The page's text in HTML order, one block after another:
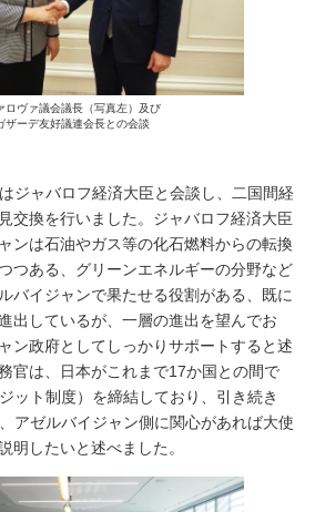
ロヴァ議会議長（写真左）及び
ザーデ友好議連会長との会談
ジャバロフ経済大臣と会談し、二国間経
交換を行いました。ジャバロフ経済大臣
ンは石油やガス等の化石燃料からの転換
つある、グリーンエネルギーの分野など
バイジャンで果たせる役割がある、既に
出しているが、一層の進出を望んでお
ン政府としてしっかりサポートすると述
官は、日本がこれまで17か国との間で
ット制度）を締結しており、引き続き
アゼルバイジャン側に関心があれば大使
明したいと述べました。